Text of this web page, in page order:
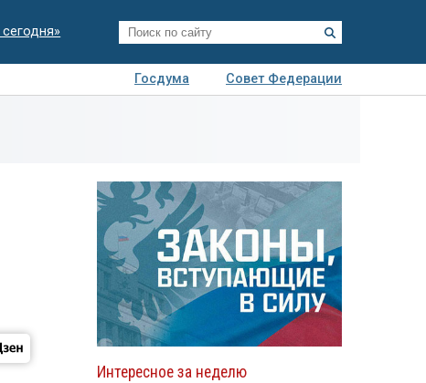
Госдума
Совет Федерации
Интересное за неделю